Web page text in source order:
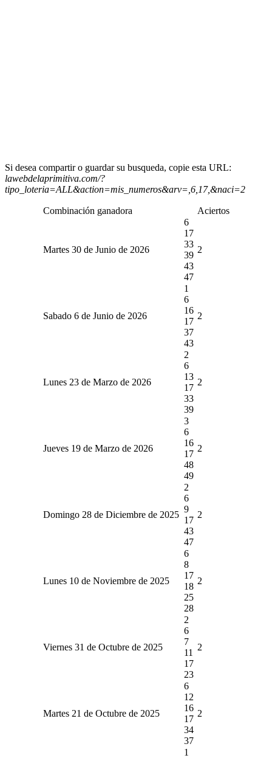
Si desea compartir o guardar su busqueda, copie esta URL:
lawebdelaprimitiva.com/?
tipo_loteria=ALL&action=mis_numeros&arv=,6,17,&naci=2
Combinación ganadora Aciertos
Martes 30 de Junio de 2026
6
17
33
39
43
47
2
Sabado 6 de Junio de 2026
1
6
16
17
37
43
2
Lunes 23 de Marzo de 2026
2
6
13
17
33
39
2
Jueves 19 de Marzo de 2026
3
6
16
17
48
49
2
Domingo 28 de Diciembre de 2025
2
6
9
17
43
47
2
Lunes 10 de Noviembre de 2025
6
8
17
18
25
28
2
Viernes 31 de Octubre de 2025
2
6
7
11
17
23
2
Martes 21 de Octubre de 2025
6
12
16
17
34
37
2
1